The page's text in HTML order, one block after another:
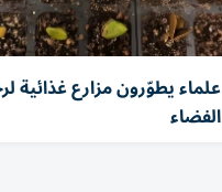
علماء يطوّرون مزارع غذائية
الفضاء